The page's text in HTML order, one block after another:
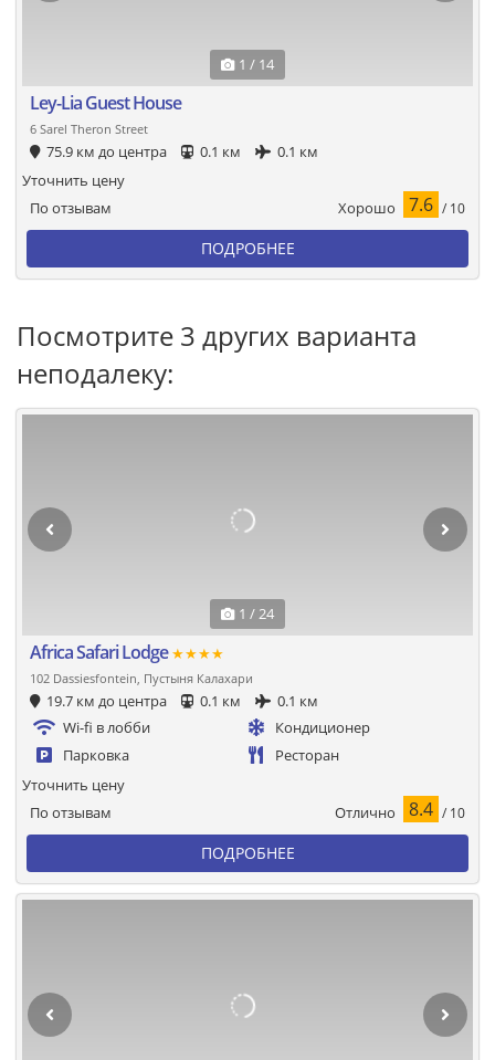
1 / 14
Ley-Lia Guest House
6 Sarel Theron Street
75.9 км до центра 0.1 км 0.1 км
По отзывам Хорошо 7.6 / 10
Уточнить цену
ПОДРОБНЕЕ
Посмотрите 3 других варианта
неподалеку:
1 / 24
Africa Safari Lodge★★★★
102 Dassiesfontein, Пустыня Калахари
19.7 км до центра 0.1 км
0.1 км
Wi-fi в лобби
Кондиционер
Парковка
Ресторан
По отзывам Отлично 8.4 / 10
Уточнить цену
ПОДРОБНЕЕ